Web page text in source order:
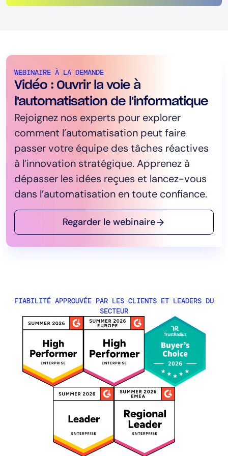
WEBINAIRE À LA DEMANDE
Vidéo : Ouvrir la voie à
l'automatisation de l'informatique
Rejoignez nos experts pour explorer
comment l’automatisation peut faire
passer votre équipe des tâches réactives
à l’innovation stratégique. Apprenez à
dépasser les idées reçues et lancez-vous
dans l’automatisation en toute confiance.
Regarder le webinaire
FIABILITÉ APPROUVÉE PAR LES CLIENTS ET LEADERS DU
SECTEUR